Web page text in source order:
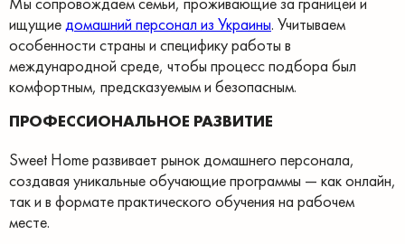
ищущиедомашний персонал из Украины. Учитываем
особенности страны и специфику работы в
международной среде, чтобы процесс подбора был
комфортным, предсказуемым и безопасным.
ПРОФЕССИОНАЛЬНОЕ РАЗВИТИЕ
Sweet Home развивает рынок домашнего персонала,
создавая уникальные обучающие программы — как онлайн,
так и в формате практического обучения на рабочем
месте.